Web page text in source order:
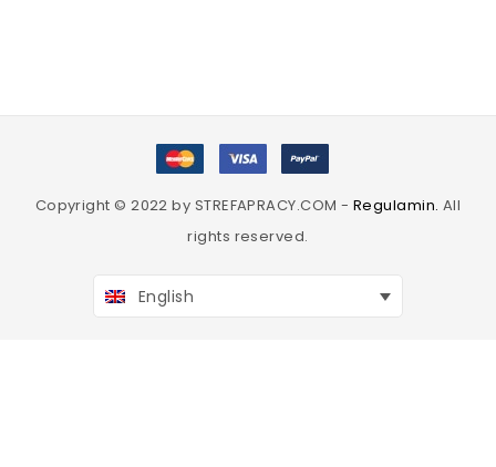
Copyright © 2022 by STREFAPRACY.COM - Regulamin. All
rights reserved.
English